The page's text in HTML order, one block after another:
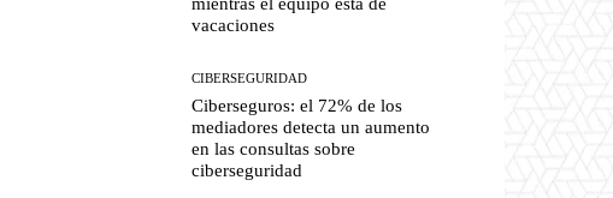
vacaciones
CIBERSEGURIDAD
Ciberseguros: el 72% de los
mediadores detecta un aumento
en las consultas sobre
ciberseguridad